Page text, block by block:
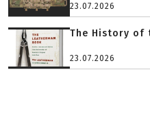
23.07.2026
The History of
23.07.2026